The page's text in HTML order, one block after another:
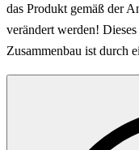
das Produkt gemäß der
verändert werden!
Zusammenbau ist durch